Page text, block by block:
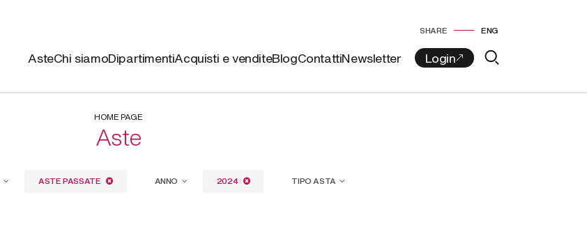
SHARE ENG
AsteChi siamoDipartimentiAcquisti e venditeBlogContattiNewsletter
HOME PAGE
Aste
ASTE PASSATE ANNO 2024 TIPO ASTA